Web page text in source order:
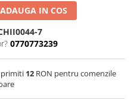
ADAUGA IN COS
7
0770773239
primiti 12 RON pentru comenzile